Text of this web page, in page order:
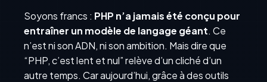
Soyons francs : PHP n’a jamais été conçu pour
entraîner un modèle de langage géant. Ce
n’est ni son ADN, ni son ambition. Mais dire que
“PHP, c’est lent et nul” relève d’un cliché d’un
autre temps. Car aujourd’hui, grâce à des outils